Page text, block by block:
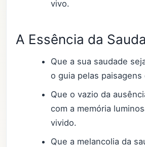
vivo.
A Essência da
Que a sua saudade
o guia pelas paisagens
Que o vazio da
com a memória
vivido.
Que a melancolia da